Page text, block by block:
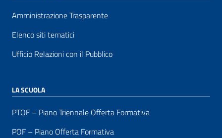
Amministrazione Trasparente
Elenco siti tematici
Ufficio Relazioni con il Pubblico
LA SCUOLA
PTOF – Piano Triennale Offerta Formativa
POF – Piano Offerta Formativa